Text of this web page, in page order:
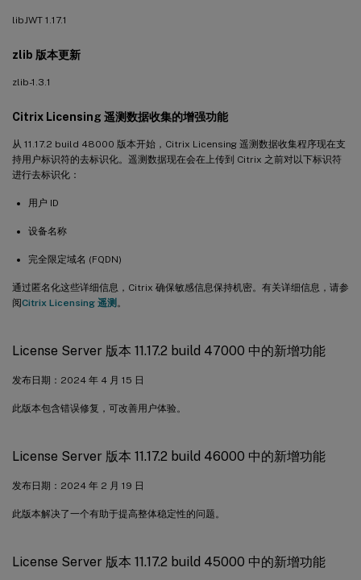
libJWT 1.17.1
zlib 版本更新
zlib-1.3.1
Citrix Licensing 遥测数据收集的增强功能
从 11.17.2 build 48000 版本开始，Citrix Licensing 遥测数据收集程序现在支
持用户标识符的去标识化。遥测数据现在会在上传到 Citrix 之前对以下标识符
进行去标识化：
用户 ID
设备名称
完全限定域名 (FQDN)
通过匿名化这些详细信息，Citrix 确保敏感信息保持机密。有关详细信息，请参
阅Citrix Licensing 遥测 。
License Server 版本 11.17.2 build 47000 中的新增功能
发布日期：2024 年 4 月 15 日
此版本包含错误修复，可改善用户体验。
License Server 版本 11.17.2 build 46000 中的新增功能
发布日期：2024 年 2 月 19 日
此版本解决了一个有助于提高整体稳定性的问题。
License Server 版本 11.17.2 build 45000 中的新增功能